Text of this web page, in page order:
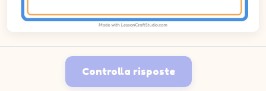
Controlla risposte